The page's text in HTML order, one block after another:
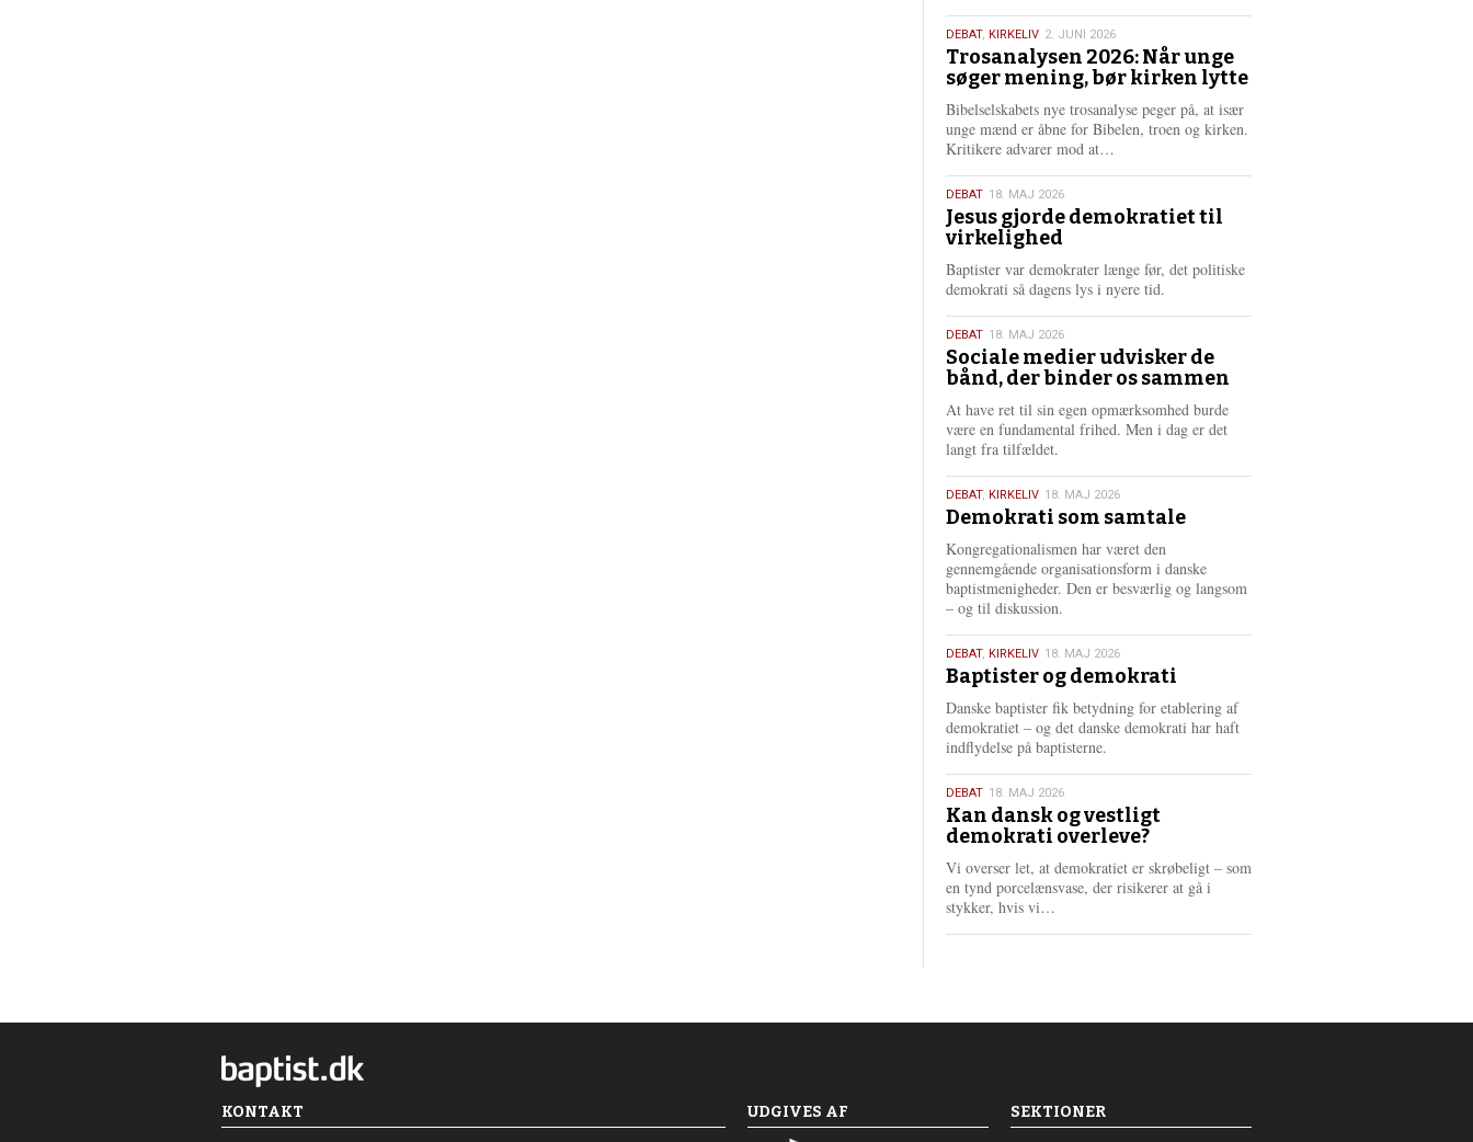
r
e
2.
juni
2026
DEBAT, KIRKELIV 2. JUNI 2026
Trosanalysen 2026: Når unge
søger mening, bør kirken lytte
Bibelselskabets nye trosanalyse peger på, at især
unge mænd er åbne for Bibelen, troen og kirken.
Kritikere advarer mod at…
e
e
18.
maj
2026
DEBAT 18. MAJ 2026
Jesus gjorde demokratiet til
virkelighed
Baptister var demokrater længe før, det politiske
demokrati så dagens lys i nyere tid.
18.
maj
2026
DEBAT 18. MAJ 2026
Sociale medier udvisker de
bånd, der binder os sammen
At have ret til sin egen opmærksomhed burde
være en fundamental frihed. Men i dag er det
langt fra tilfældet.
18.
maj
2026
DEBAT, KIRKELIV 18. MAJ 2026
Demokrati som samtale
Kongregationalismen har været den
gennemgående organisationsform i danske
baptistmenigheder. Den er besværlig og langsom
– og til diskussion.
18.
maj
2026
DEBAT, KIRKELIV 18. MAJ 2026
Baptister og demokrati
Danske baptister fik betydning for etablering af
demokratiet – og det danske demokrati har haft
indflydelse på baptisterne.
18.
maj
2026
DEBAT 18. MAJ 2026
Kan dansk og vestligt
demokrati overleve?
Vi overser let, at demokratiet er skrøbeligt – som
en tynd porcelænsvase, der risikerer at gå i
stykker, hvis vi…
e
KONTAKT UDGIVES AF SEKTIONER